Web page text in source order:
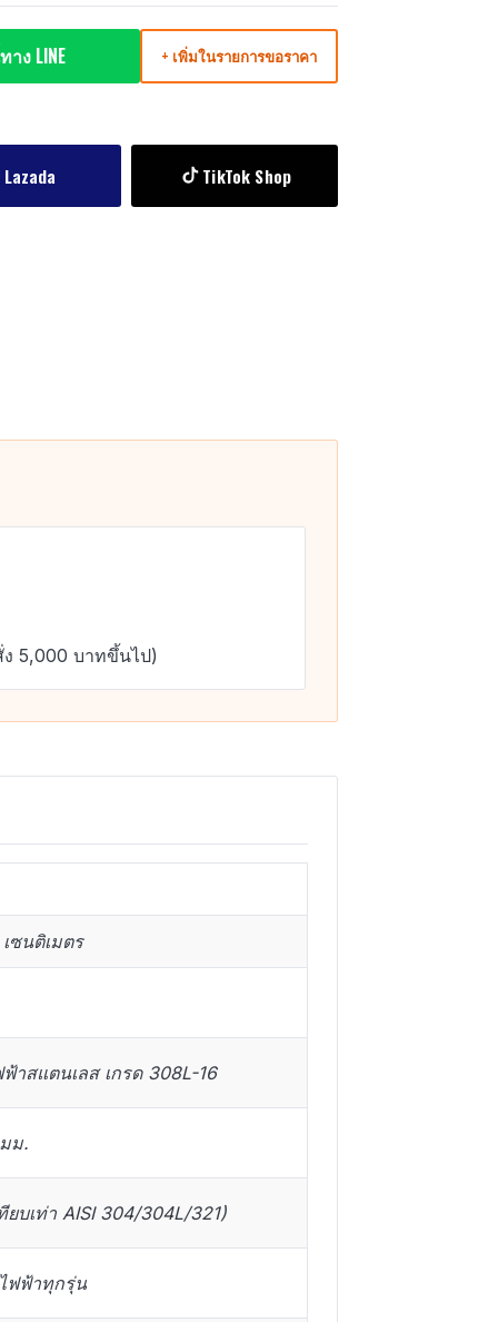
ง LINE + เพิ่มในรายการขอราคา
Lazada TikTok Shop
5,000 บาทขึ้นไป)
ซนติเมตร
าสแตนเลส เกรด 308L-16
ม.
ยบเท่า AISI 304/304L/321)
ฟฟ้าทุกรุ่น